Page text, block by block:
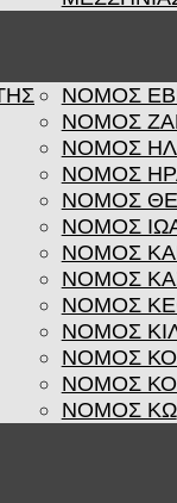
ΝΟΜΟΣ
ΝΟΜΟΣ
ΝΟΜΟΣ
ΝΟΜΟΣ
ΝΟΜΟΣ
ΝΟΜΟΣ
ΝΟΜΟΣ
ΝΟΜΟΣ
ΝΟΜΟΣ
ΝΟΜΟΣ
ΝΟΜΟΣ
ΝΟΜΟΣ
ΝΟΜΟΣ ΚΩ